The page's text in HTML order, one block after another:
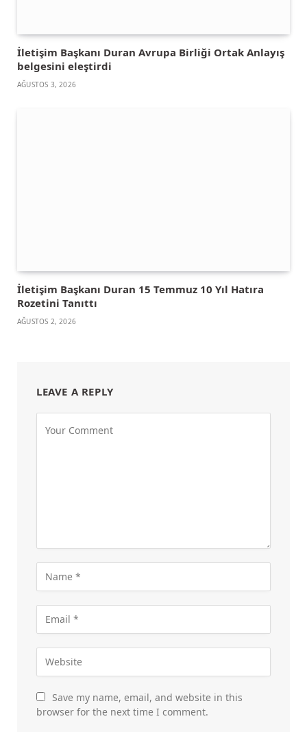
İletişim Başkanı Duran Avrupa Birliği Ortak Anlayış
belgesini eleştirdi
AĞUSTOS 3, 2026
İletişim Başkanı Duran 15 Temmuz 10 Yıl Hatıra
Rozetini Tanıttı
AĞUSTOS 2, 2026
LEAVE A REPLY
Save my name, email, and website in this
browser for the next time I comment.